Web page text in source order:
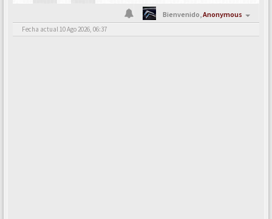
Bienvenido,Anonymous
Fecha actual 10 Ago 2026, 06:37